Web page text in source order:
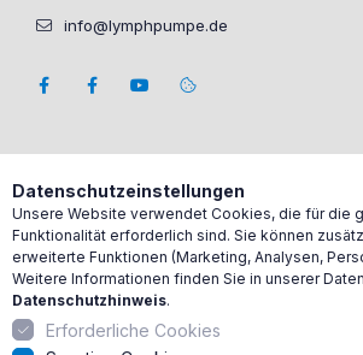
info@lymphpumpe.de
Datenschutzeinstellungen
Unsere Website verwendet Cookies, die für die
Funktionalität erforderlich sind. Sie können
erweiterte Funktionen (Marketing, Analysen,
Weitere Informationen finden Sie in unserer
Datenschutzhinweis.
Erforderliche Cookies